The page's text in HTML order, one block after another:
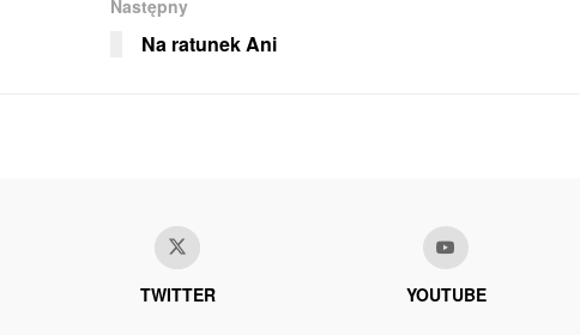
Następny
Na ratunek Ani
TWITTER YOUTUBE